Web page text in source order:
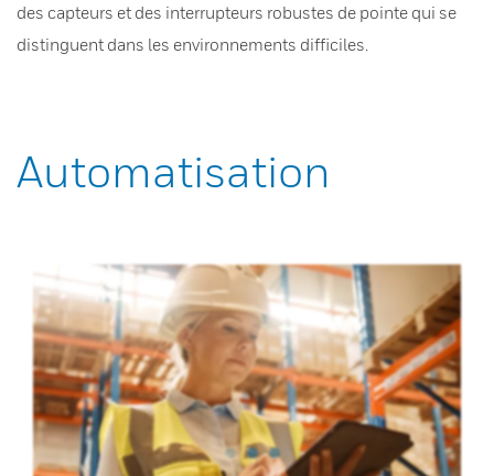
des capteurs et des interrupteurs robustes de pointe qui se
distinguent dans les environnements difficiles.
Automatisation